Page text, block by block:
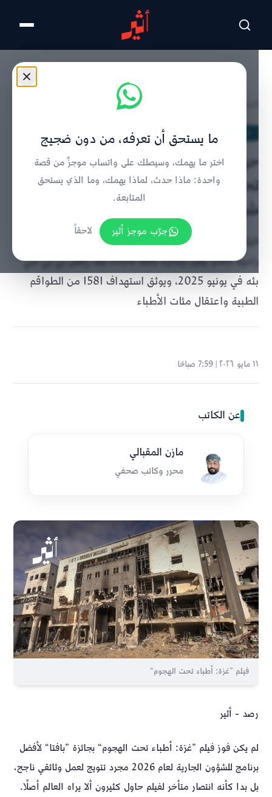
تخطى للمحتوى الرئيسي
حين انتصر الفيلم بعد منعه: كيف
تحوّل ”غزة: أطباء تحت الهجوم“ إلى
شهادة تُحرج الإعلام الغربي؟
فيلم غزة: أطباء تحت الهجوم للمخرج كريم شاه والصحفية
راميتا نافاي يفوز بجائزة بافتا 2026 بعد رفض بي بي سي
بثه في يونيو 2025، ويوثق استهداف 1581 من الطواقم
الطبية واعتقال مئات الأطباء
١١ مايو ٢٠٢٦ | 7:59 صباحًا
عن الكاتب
مازن المقبالي
محرر وكاتب صحفي
فيلم ”غزة: أطباء تحت الهجوم“
رصد - أثير
لم يكن فوز فيلم ”غزة: أطباء تحت الهجوم“ بجائزة ”بافتا“ لأفضل
برنامج للشؤون الجارية لعام 2026 مجرد تتويج لعمل وثائقي ناجح،
بل بدا كأنه انتصار متأخر لفيلم حاول كثيرون ألا يراه العالم أصلًا.
ما يستحق أن تعرفه، من دون ضجيج
اختر ما يهمك، وسيصلك على واتساب موجزٌ من قصة
واحدة: ماذا حدث، لماذا يهمك، وما الذي يستحق
المتابعة.
جرّب موجز أثير
لاحقاً